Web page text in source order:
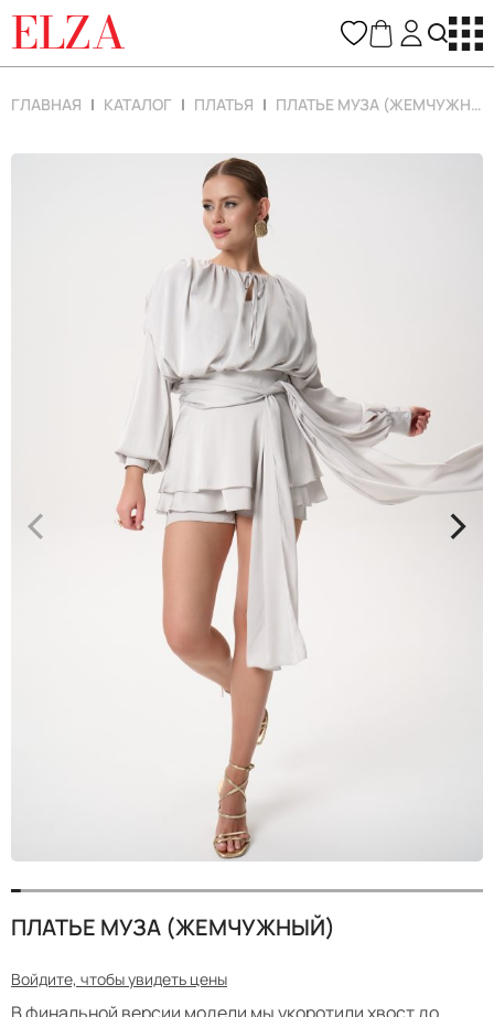
ELZA
ГЛАВНАЯ КАТАЛОГ ПЛАТЬЯ ПЛАТЬЕ МУЗА (ЖЕМЧУЖНЫЙ)
< >
ПЛАТЬЕ МУЗА (ЖЕМЧУЖНЫЙ)
Войдите, чтобы увидеть цены